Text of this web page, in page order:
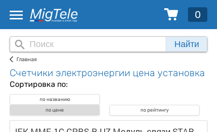
0
Найти
Главная
Счетчики электроэнергии цена установка
Сортировка по:
по названию
по цене
по рейтингу